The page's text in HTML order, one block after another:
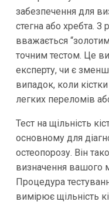
забезпечення для
стегна або хребта. З
вважається
точним тестом. Це
експерту, чи є
випадок, коли
легких переломів
Тест на щільність
основному для
остеопорозу. Він
визначення вашого
Процедура
вимірює щільність